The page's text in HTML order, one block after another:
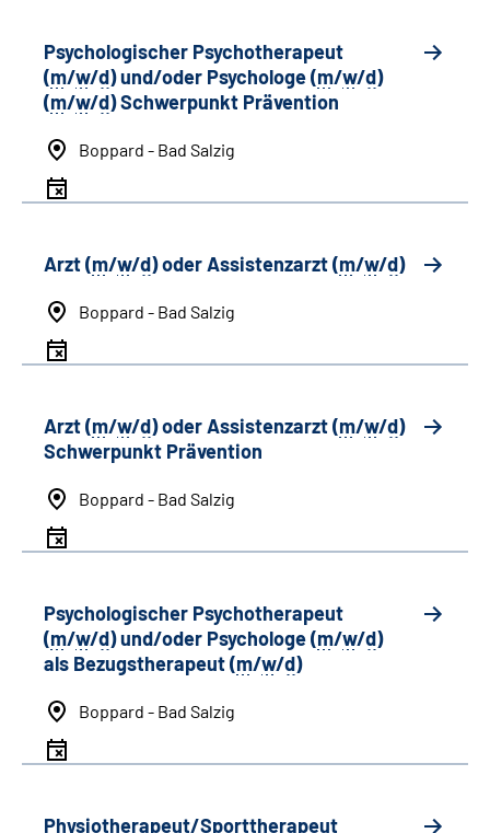
Psychologischer Psychotherapeut
(m/w/d) und/oder Psychologe (m/w/d)
(m/w/d) Schwerpunkt Prävention
Boppard - Bad Salzig
Arzt (m/w/d) oder Assistenzarzt (m/w/d)
Boppard - Bad Salzig
Arzt (m/w/d) oder Assistenzarzt (m/w/d)
Schwerpunkt Prävention
Boppard - Bad Salzig
Psychologischer Psychotherapeut
(m/w/d) und/oder Psychologe (m/w/d)
als Bezugstherapeut (m/w/d)
Boppard - Bad Salzig
Physiotherapeut/Sporttherapeut